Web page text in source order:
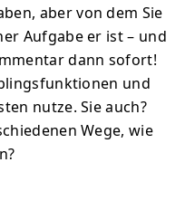
aber von dem Sie
Aufgabe er ist – und
dann sofort!
und
nutze. Sie auch?
Wege, wie